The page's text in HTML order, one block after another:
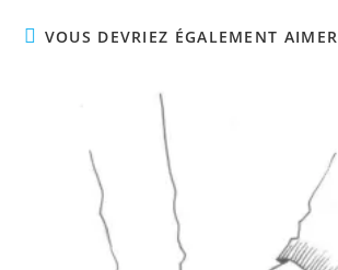
VOUS DEVRIEZ ÉGALEMENT AIMER